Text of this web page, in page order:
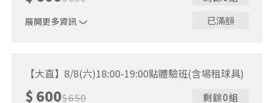
展開更多資訊
已滿額
制。歡迎邀請親友一同報名參加，享受團體運動樂趣！ 如
人數未達開班門檻，或因天候不佳無法如期舉行，POA將視
情況安排延期或併班處理。 ⚠️ 報名完成後，如因天候因素
【大直】8/8(六)18:00-19:00點體驗班(含場租球具)
$ 600$650
剩餘0組